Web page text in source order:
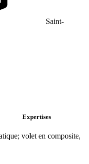
Saint-
Expertises
volet en composite,